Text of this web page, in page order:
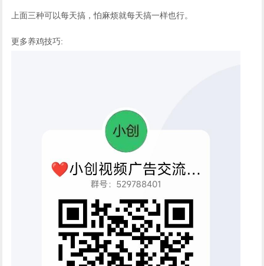
上面三种可以每天搞，怕麻烦就每天搞一样也行。
更多养鸡技巧: